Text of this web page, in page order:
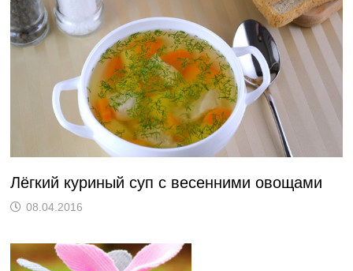
Лёгкий куриный суп с весенними овощами
08.04.2016